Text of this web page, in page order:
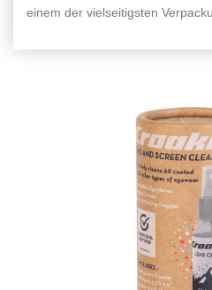
einem der vielseitigsten